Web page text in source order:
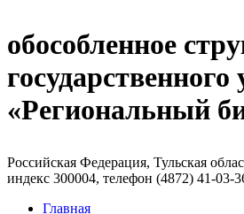
обособленное
«Региональный
Российская Федерация, Тульская
индекс 300004, телефон (4872) 41-03-
Главная